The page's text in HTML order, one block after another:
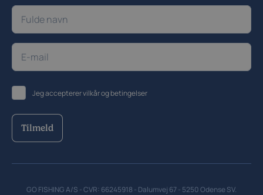
Jeg accepterervilkår og betingelser
Tilmeld
GO FISHING A/S - CVR: 66245918 - Dalumvej 67 - 5250 Odense SV.